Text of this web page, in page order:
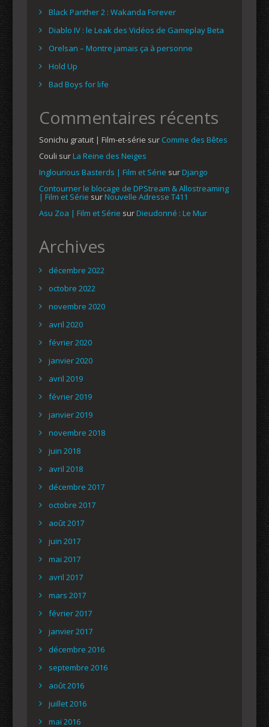
Black Panther 2 : Wakanda Forever
Diablo IV : le Leak des Vidéos de Gameplay Beta
Orelsan – Montre jamais ça à personne
Hold Up
Bad Boys for life
Commentaires récents
Sonichu gratuit | Film-et-série sur Comme des Bêtes
Couli surLa Reine des Neiges
Inglourious Basterds | Film et Série surDjango
Contourner le blocage de DPStream & Allostreaming
| Film et Série surNouvelle Adresse T411
Asu Zoa | Film et Série surDieudonné : Le Mur
Archives
décembre 2022
octobre 2022
novembre 2020
avril 2020
février 2020
janvier 2020
avril 2019
février 2019
janvier 2019
novembre 2018
juin 2018
avril 2018
décembre 2017
octobre 2017
août 2017
juin 2017
mai 2017
avril 2017
mars 2017
février 2017
janvier 2017
décembre 2016
septembre 2016
août 2016
juillet 2016
mai 2016